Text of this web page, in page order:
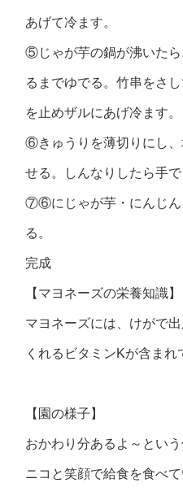
あげて冷ます。
⑤じゃが芋の鍋が沸いた
るまでゆでる。竹串をさ
を止めザルにあげ冷ます。
⑥きゅうりを薄切りにし
せる。しんなりしたら手
⑦⑥にじゃが芋・にんじん
る。
完成
【マヨネーズの栄養知識】
マヨネーズには、けがで
くれるビタミンKが含まれ
【園の様子】
おかわり分あるよ～とい
ニコと笑顔で給食を食べ